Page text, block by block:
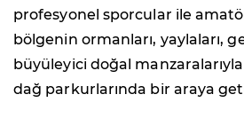
profesyonel sporcular ile
bölgenin ormanları, yaylaları,
büyüleyici doğal
dağ parkurlarında bir araya